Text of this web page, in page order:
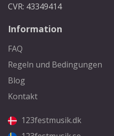
CVR: 43349414
Information
FAQ
Regeln und Bedingungen
Blog
Kontakt
123festmusik.dk